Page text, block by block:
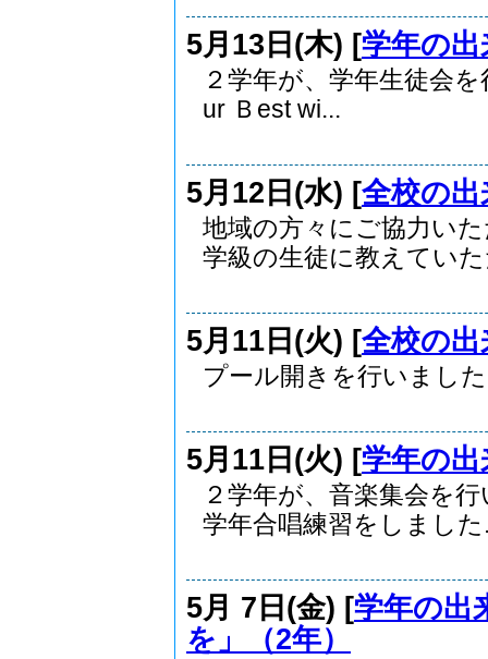
5月13日(木) [学年の出
２学年が、学年生徒会
ur Ｂest wi...
5月12日(水) [全校の出
地域の方々にご協力い
学級の生徒に教えてい
5月11日(火) [全校の出
プール開きを行いま
5月11日(火) [学年の出
２学年が、音楽集会を
学年合唱練習をしました
5月 7日(金) [学年の出
を」（2年）